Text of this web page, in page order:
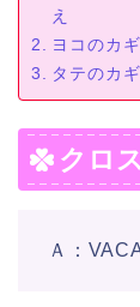
え
ヨコのカ
タテのカ
クロ
Ａ：